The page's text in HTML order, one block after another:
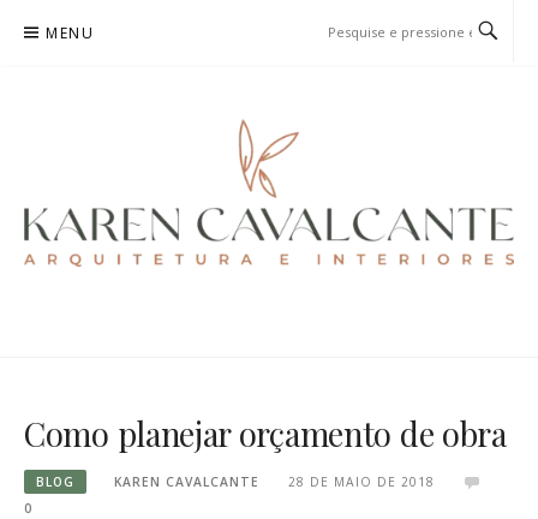
para
MENU
Como planejar orçamento de obra
BLOG KAREN CAVALCANTE
28 DE MAIO DE 2018
0